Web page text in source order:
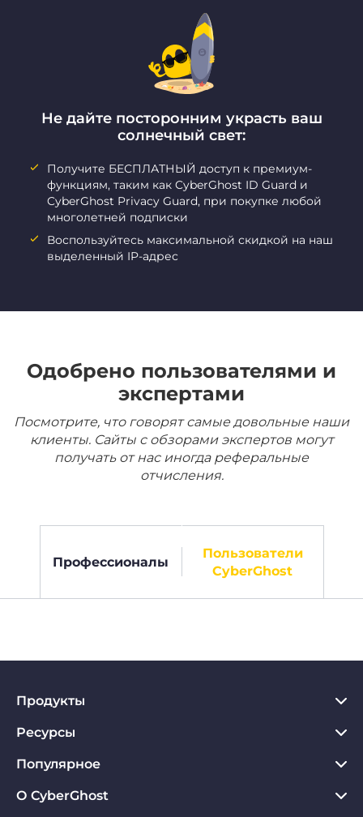
Не дайте посторонним украсть ваш
солнечный свет:
Получите БЕСПЛАТНЫЙ доступ к премиум-
функциям, таким как CyberGhost ID Guard и
CyberGhost Privacy Guard, при покупке любой
многолетней подписки
Воспользуйтесь максимальной скидкой на наш
выделенный IP-адрес
Одобрено пользователями и
экспертами
Посмотрите, что говорят самые довольные наши
клиенты. Сайты с обзорами экспертов могут
получать от нас иногда реферальные
отчисления.
Профессионалы
Пользователи
CyberGhost
Продукты
VPN для PC
VPN для Chrome
VPN для Mac
Ресурсы
Что такое VPN
Хаб по конфиденциальности
Популярное
Отзывы о CyberGhost VPN
О CyberGhost